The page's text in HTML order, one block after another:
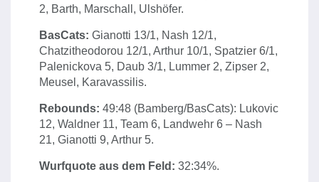
2, Barth, Marschall, Ulshöfer.
BasCats: Gianotti 13/1, Nash 12/1,
Chatzitheodorou 12/1, Arthur 10/1, Spatzier 6/1,
Palenickova 5, Daub 3/1, Lummer 2, Zipser 2,
Meusel, Karavassilis.
Rebounds: 49:48 (Bamberg/BasCats): Lukovic
12, Waldner 11, Team 6, Landwehr 6 – Nash
21, Gianotti 9, Arthur 5.
Wurfquote aus dem Feld: 32:34%.